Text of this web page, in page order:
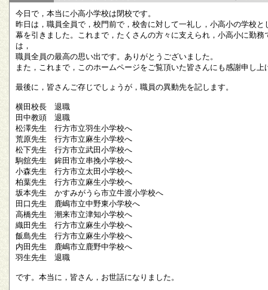
今日で，本当に小高小学校は閉校です。
昨日は，職員全員で，校門前で，校舎に対して一礼し，小高小の学校と
幕を引きました。これまで，たくさんの方々に支えられ，小高小に勤務
は，
職員全員の最高の思い出です。ありがとうございました。
また，これまで，このホームページをご覧頂いた皆さんにも感謝申し上
最後に，皆さんご存じでしょうが，職員の異動先を記します。
横田校長 退職
田中教頭 退職
松澤先生 行方市立羽生小学校へ
荒原先生 行方市立麻生小学校へ
松下先生 行方市立武田小学校へ
駒舘先生 鉾田市立串挽小学校へ
小森先生 行方市立太田小学校へ
柏葉先生 行方市立麻生小学校へ
坂本先生 かすみがうら市立牛渡小学校へ
田口先生 鹿嶋市立中野東小学校へ
高橋先生 潮来市立津知小学校へ
織田先生 行方市立麻生小学校へ
飯島先生 行方市立麻生小学校へ
内田先生 鹿嶋市立鹿野中学校へ
羽生先生 退職
です。本当に，皆さん，お世話になりました。